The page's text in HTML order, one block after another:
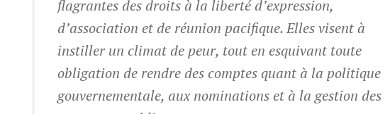
flagrantes des droits à la liberté d’expression,
d’association et de réunion pacifique. Elles visent à
instiller un climat de peur, tout en esquivant toute
obligation de rendre des comptes quant à la politique
gouvernementale, aux nominations et à la gestion des